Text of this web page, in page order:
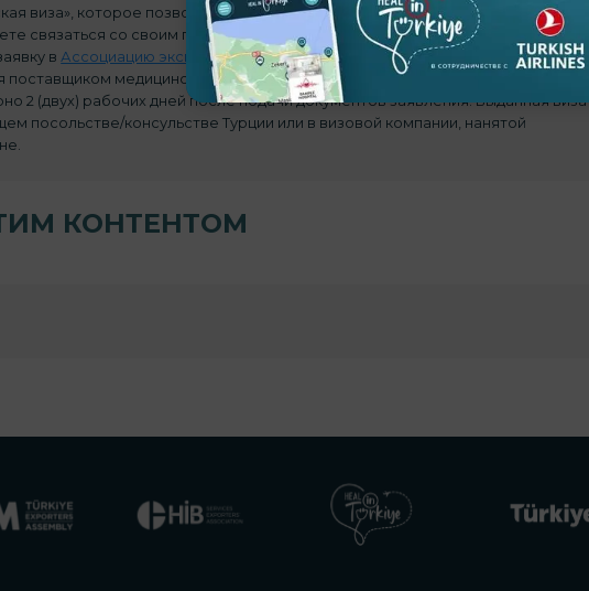
виза», которое позволит вам получить ее быстро. Чтобы воспользоваться
связаться со своим поставщиком медицинских услуг или агентством и
в Ассоциацию экспортеров услуг (SEA) в Турции. Заявление на
медицинских услуг или агентством здравоохранения через
2 (двух) рабочих дней после подачи документов заявления. Выданная виза
посольстве/консульстве Турции или в визовой компании, нанятой
КОНТЕНТОМ